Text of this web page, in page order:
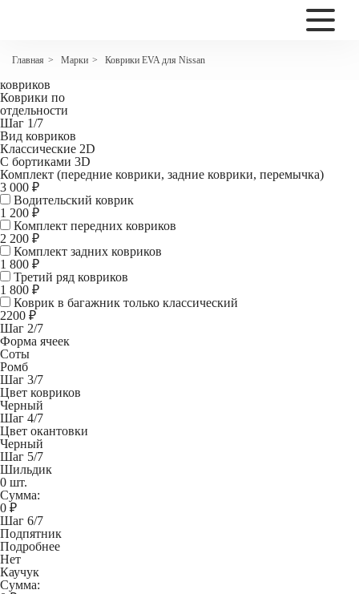
Главная > Марки > Коврики EVA для Nissan
Коврики EVA для Nissan Pathfinder III (R51 рестайлинг)
ковриков
Коврики по
отдельности
Шаг 1/7
Вид ковриков
Классические 2D
С бортиками 3D
Комплект (передние коврики, задние коврики, перемычка)
3 000 ₽
Водительский коврик
1 200 ₽
Комплект передних ковриков
2 200 ₽
Комплект задних ковриков
1 800 ₽
Третий ряд ковриков
1 800 ₽
Коврик в багажник только классический
2200 ₽
Шаг 2/7
Форма ячеек
Соты
Ромб
Шаг 3/7
Цвет ковриков
Черный
Шаг 4/7
Цвет окантовки
Черный
Шаг 5/7
Шильдик
0 шт.
Сумма:
0 ₽
Шаг 6/7
Подпятник
Подробнее
Нет
Каучук
Сумма: